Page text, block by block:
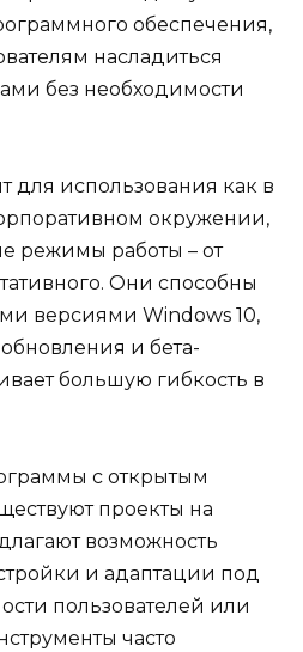
обеспечения,
насладиться
без необходимости
для использования как в
окружении,
режимы работы – от
Они способны
версиями Windows 10,
и бета-
большую гибкость в
с открытым
проекты на
возможность
и адаптации под
пользователей или
часто